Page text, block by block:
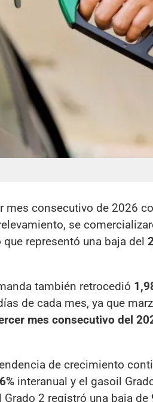
mes consecutivo de 2026
se
representó una baja del
también retrocedió
de cada mes, ya que
mes consecutivo del
de crecimiento
interanual y el gasoil
Grado 2 registró una baja de